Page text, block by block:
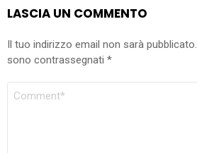
LASCIA UN COMMENTO
Il tuo indirizzo email non sarà pubblicato.
sono contrassegnati *